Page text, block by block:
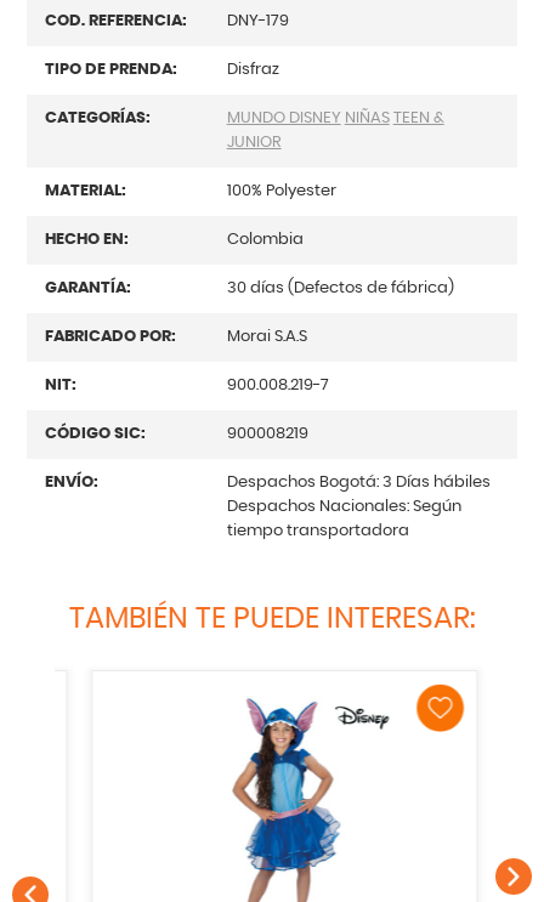
COD. REFERENCIA: DNY-179
TIPO DE PRENDA: Disfraz
CATEGORÍAS: MUNDO DISNEY NIÑAS TEEN &
JUNIOR
MATERIAL: 100% Polyester
HECHO EN: Colombia
GARANTÍA: 30 días (Defectos de fábrica)
FABRICADO POR: Morai S.A.S
NIT: 900.008.219-7
CÓDIGO SIC: 900008219
ENVÍO:
Despachos Bogotá: 3 Días hábiles
Despachos Nacionales: Según
tiempo transportadora
TAMBIÉN TE PUEDE INTERESAR: